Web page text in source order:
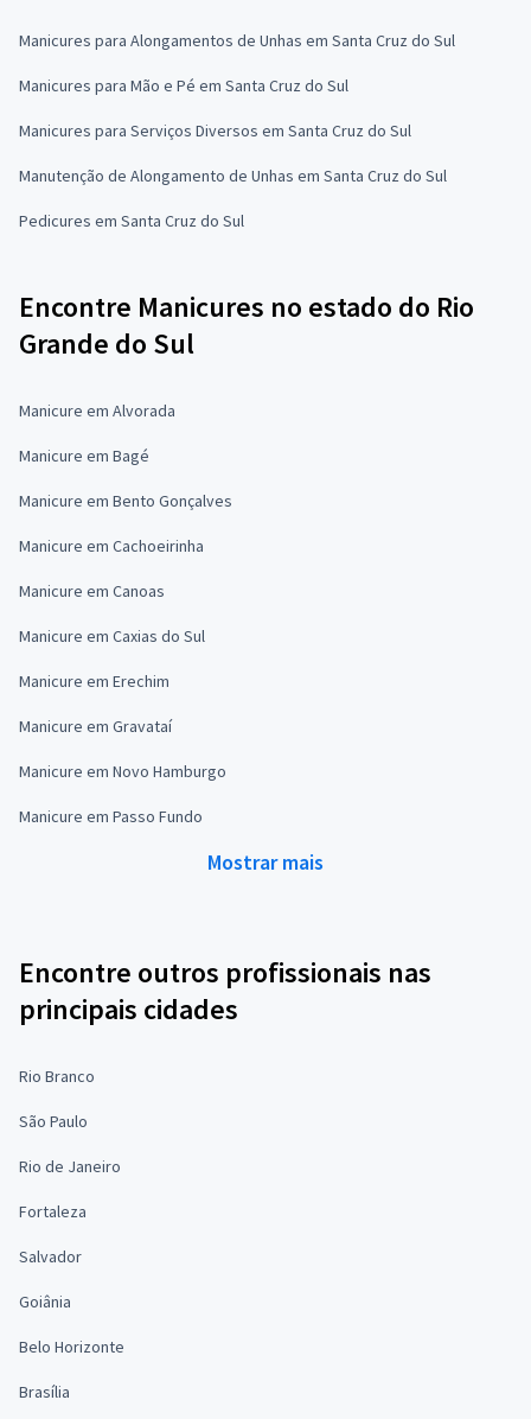
Manicures para Alongamentos de Unhas em Santa Cruz do Sul
Manicures para Mão e Pé em Santa Cruz do Sul
Manicures para Serviços Diversos em Santa Cruz do Sul
Manutenção de Alongamento de Unhas em Santa Cruz do Sul
Pedicures em Santa Cruz do Sul
Encontre Manicures no estado do Rio
Grande do Sul
Manicure em Alvorada
Manicure em Bagé
Manicure em Bento Gonçalves
Manicure em Cachoeirinha
Manicure em Canoas
Manicure em Caxias do Sul
Manicure em Erechim
Manicure em Gravataí
Manicure em Novo Hamburgo
Manicure em Passo Fundo
Mostrar mais
Encontre outros profissionais nas
principais cidades
Rio Branco
São Paulo
Rio de Janeiro
Fortaleza
Salvador
Goiânia
Belo Horizonte
Brasília